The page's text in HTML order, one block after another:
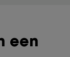
een